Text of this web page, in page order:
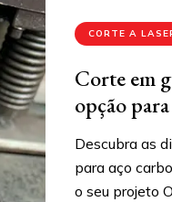
CORTE A
Corte em
opção
Descubra as
para aço
o seu projeto